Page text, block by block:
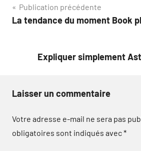
Navigation
de
Publication précédente
La tendance du moment Book
Expliquer simplement
Laisser un commentaire
Votre adresse e-mail ne sera pas
obligatoires sont indiqués avec*